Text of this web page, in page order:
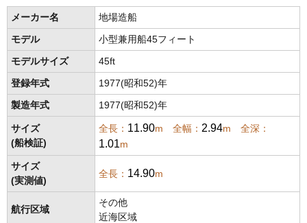
メーカー名 地場造船
モデル 小型兼用船45フィート
モデルサイズ 45ft
登録年式 1977(昭和52)年
製造年式 1977(昭和52)年
サイズ
(船検証)
全長： 11.90m 全幅： 2.94m 全深：
1.01m
サイズ
(実測値)
全長： 14.90m
航行区域
その他
近海区域